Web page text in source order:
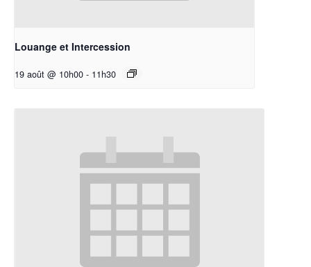
Louange et Intercession
19 août @ 10h00 - 11h30